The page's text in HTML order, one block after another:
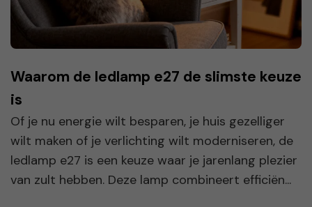
Waarom de ledlamp e27 de slimste keuze
is
Of je nu energie wilt besparen, je huis gezelliger
wilt maken of je verlichting wilt moderniseren, de
ledlamp e27 is een keuze waar je jarenlang plezier
van zult hebben. Deze lamp combineert efficiën...